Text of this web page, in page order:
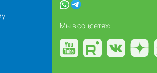
Мы в соцсетях: